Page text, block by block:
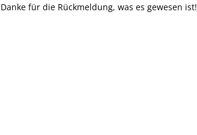
Danke für die Rückmeldung, was es gewesen ist!